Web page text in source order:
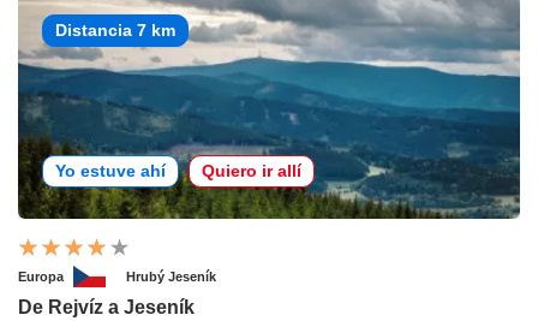
Distancia 7 km
Yo estuve ahí Quiero ir allí
Europa Hrubý Jeseník
De Rejvíz a Jeseník